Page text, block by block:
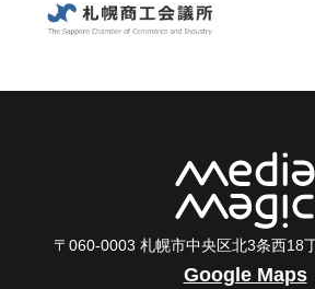
〒060-0003 札幌市中央区北3条西18
Google Maps